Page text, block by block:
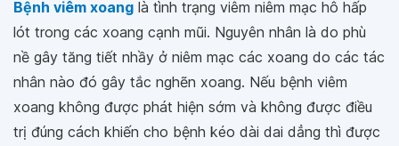
Bệnh viêm xoang là tình trạng viêm niêm mạc hô hấp
lót trong các xoang cạnh mũi. Nguyên nhân là do phù
nề gây tăng tiết nhầy ở niêm mạc các xoang do các tác
nhân nào đó gây tắc nghẽn xoang. Nếu bệnh viêm
xoang không được phát hiện sớm và không được điều
trị đúng cách khiến cho bệnh kéo dài dai dẳng thì được